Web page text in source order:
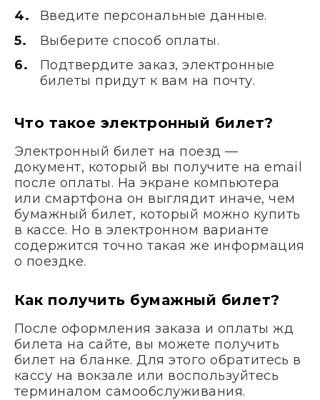
Введите персональные данные.
Выберите способ оплаты.
Подтвердите заказ, электронные
билеты придут к вам на почту.
Что такое электронный билет?
Электронный билет на поезд —
документ, который вы получите на email
после оплаты. На экране компьютера
или смартфона он выглядит иначе, чем
бумажный билет, который можно купить
в кассе. Но в электронном варианте
содержится точно такая же информация
о поездке.
Как получить бумажный билет?
После оформления заказа и оплаты жд
билета на сайте, вы можете получить
билет на бланке. Для этого обратитесь в
кассу на вокзале или воспользуйтесь
терминалом самообслуживания.